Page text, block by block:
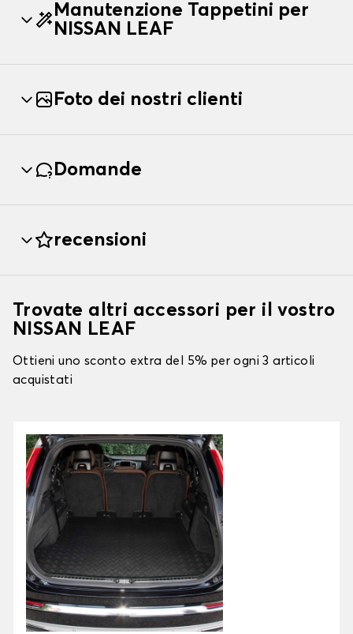
Manutenzione Tappetini per
NISSAN LEAF
Foto dei nostri clienti
Domande
recensioni
Trovate altri accessori per il vostro
NISSAN LEAF
Ottieni uno sconto extra del 5% per ogni 3 articoli
acquistati